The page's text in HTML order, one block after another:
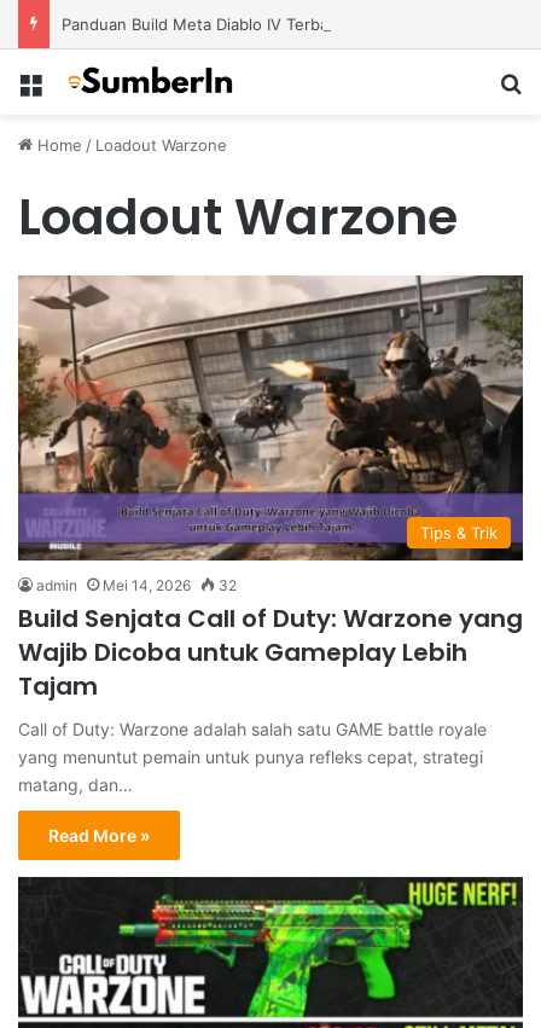
Menu
Home / Loadout Warzone
Loadout Warzone
Tips & Trik
admin Mei 14, 2026 32
Build Senjata Call of Duty: Warzone yang
Wajib Dicoba untuk Gameplay Lebih
Tajam
Call of Duty: Warzone adalah salah satu GAME battle royale
yang menuntut pemain untuk punya refleks cepat, strategi
matang, dan…
Read More »